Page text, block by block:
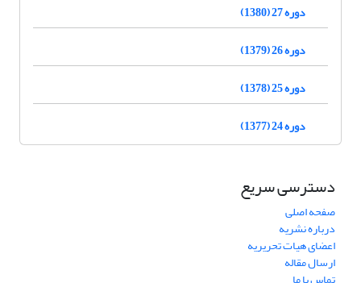
دوره 27 (1380)
دوره 26 (1379)
دوره 25 (1378)
دوره 24 (1377)
دسترسی سریع
صفحه اصلی
درباره نشریه
اعضای هیات تحریریه
ارسال مقاله